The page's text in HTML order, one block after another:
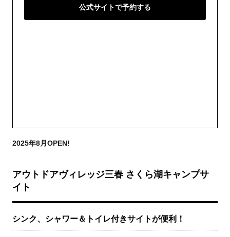
公式サイトで予約する
2025年8月OPEN!
アウトドアヴィレッジ三春 さくら湖キャンプサ
イト
シンク、シャワー＆トイレ付きサイトが便利！